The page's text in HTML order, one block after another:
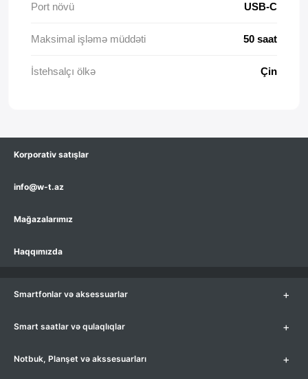
Port növü USB-C
Maksimal işləmə müddəti 50 saat
İstehsalçı ölkə Çin
Korporativ satışlar
info@w-t.az
Mağazalarımız
Haqqımızda
Smartfonlar və aksessuarlar +
Smart saatlar və qulaqlıqlar +
Notbuk, Planşet və akssesuarları +